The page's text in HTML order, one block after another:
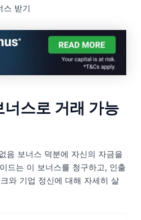
스 받기
스로 거래 가능
음 보너스 덕분에 자신의 자금을
드는 이 보너스를 청구하고, 인출
와 기업 정신에 대해 자세히 살